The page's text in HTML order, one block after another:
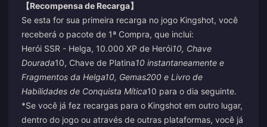
【Recompensa de Recarga】
Se esta for sua primeira recarga no jogo Kingshot, você
receberá o pacote de 1ª Compra, que inclui:
Herói SSR - Helga, 10.000 XP de Herói10, Chave
Dourada10, Chave de Platina10 instantaneamente e
Fragmentos da Helga10, Gemas200 e Livro de
Habilidades de Conquista Mítica10 para o dia seguinte.
*Se você já fez recargas para o Kingshot em outro lugar,
dentro do jogo ou através de outras plataformas, você já